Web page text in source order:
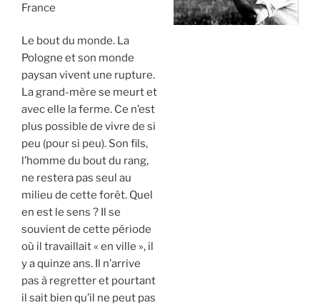
France
Le bout du monde. La
Pologne et son monde
paysan vivent une rupture.
La grand-mère se meurt et
avec elle la ferme. Ce n’est
plus possible de vivre de si
peu (pour si peu). Son fils,
l’homme du bout du rang,
ne restera pas seul au
milieu de cette forêt. Quel
en est le sens ? Il se
souvient de cette période
où il travaillait « en ville », il
y a quinze ans. Il n’arrive
pas à regretter et pourtant
il sait bien qu’il ne peut pas